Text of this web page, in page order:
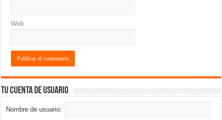
Web
Tu cuenta de usuario
Nombre de usuario: